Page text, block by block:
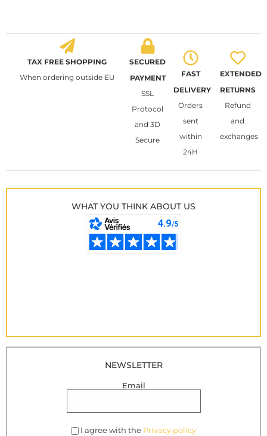
TAX FREE SHOPPING
When ordering outside EU
SECURED
PAYMENT
SSL
Protocol
and 3D
Secure
FAST
DELIVERY
Orders
sent
within
24H
EXTENDED
RETURNS
Refund
and
exchanges
WHAT YOU THINK ABOUT US
NEWSLETTER
Email
I agree with the Privacy policy